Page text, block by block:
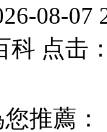
08-07
科 点击
推薦：